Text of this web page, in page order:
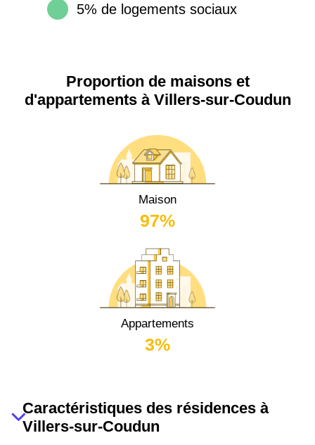
5% de logements sociaux
Proportion de maisons et
d'appartements à Villers-sur-Coudun
Maison
97%
Appartements
3%
Caractéristiques des résidences à
Villers-sur-Coudun